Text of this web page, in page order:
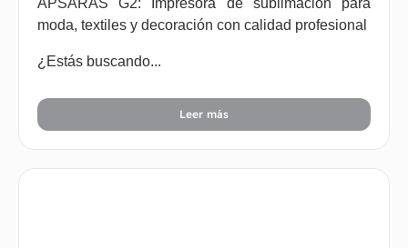
moda, textiles y decoración con calidad profesional
¿Estás buscando...
Leer más